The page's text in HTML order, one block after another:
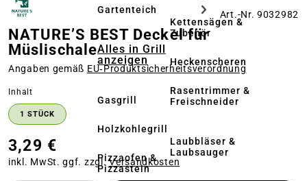
Gartenteich
Alles in Grill
anzeigen
Gasgrill
Holzkohlegrill
Pizzaofen &
Pizzastein
Kettensägen &
Zubehör
Heckenscheren
Rasentrimmer &
Freischneider
Laubbläser &
Laubsauger
Art.-Nr. 9032982
NATURE’S BEST Deckel für
Müslischale
Angaben gemäß EU‑Produktsicherheitsverordnung
Inhalt
1 STÜCK
3,29 €
inkl. MwSt. ggf. zzgl.Versandkosten